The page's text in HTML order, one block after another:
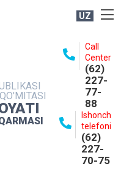
UZ
Call
Center
(62)
227-
77-
88
Ishonch
telefoni
(62)
227-
70-75